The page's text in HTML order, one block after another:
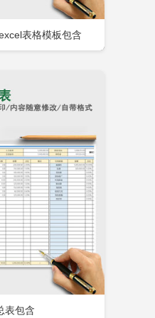
表格模板包含
立即下载
表包含